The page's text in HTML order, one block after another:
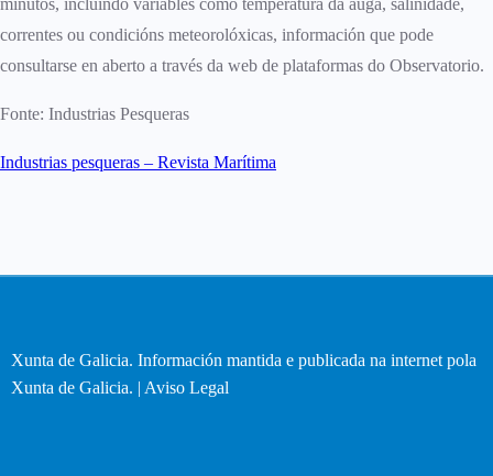
minutos, incluíndo variables como temperatura da auga, salinidade,
correntes ou condicións meteorolóxicas, información que pode
consultarse en aberto a través da web de plataformas do Observatorio.
Fonte: Industrias Pesqueras
Industrias pesqueras – Revista Marítima
Xunta de Galicia. Información mantida e publicada na internet pola
Xunta de Galicia. | Aviso Legal